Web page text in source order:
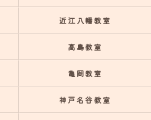
近江八幡教室
高島教室
亀岡教室
神戸名谷教室